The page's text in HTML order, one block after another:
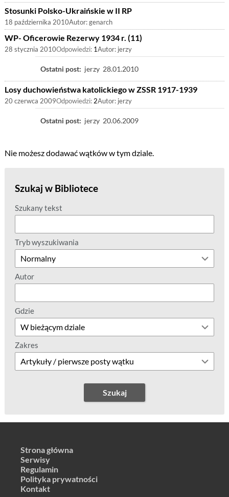
Stosunki Polsko-Ukraińskie w II RP
18 października 2010Autor:genarch
WP- Oficerowie Rezerwy 1934 r. (11)
28 stycznia 2010Odpowiedzi: 1Autor: jerzy
Ostatni post: jerzy 28.01.2010
Losy duchowieństwa katolickiego w ZSSR 1917-1939
20 czerwca 2009Odpowiedzi: 2Autor: jerzy
Ostatni post: jerzy 20.06.2009
Nie możesz dodawać wątków w tym dziale.
Szukaj w Bibliotece
Szukany tekst
Tryb wyszukiwania
Autor
Gdzie
Zakres
Szukaj
Strona główna
Serwisy
Regulamin
Polityka prywatności
Kontakt